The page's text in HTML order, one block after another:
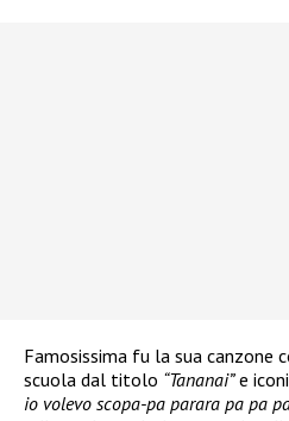
Famosissima fu la sua canzone
scuola dal titolo “Tananai”e
io volevo scopa-pa parara pa pa